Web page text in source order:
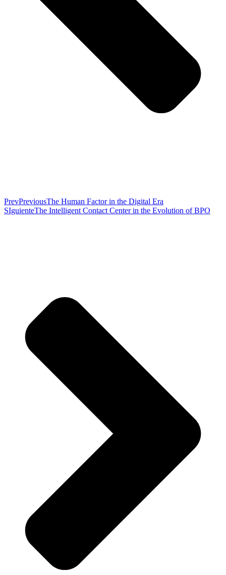
PrevPreviousThe Human Factor in the Digital Era
SIguienteThe Intelligent Contact Center in the Evolution of BPO